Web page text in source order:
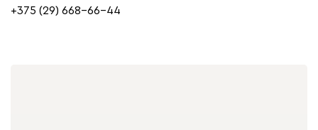
+375 (29) 668-66-44